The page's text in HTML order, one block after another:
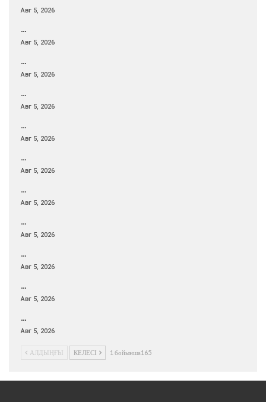
Авг 5, 2026
…
Авг 5, 2026
…
Авг 5, 2026
…
Авг 5, 2026
…
Авг 5, 2026
…
Авг 5, 2026
…
Авг 5, 2026
…
Авг 5, 2026
…
Авг 5, 2026
…
Авг 5, 2026
…
Авг 5, 2026
АЛДЫҢҒЫ КЕЛЕСІ 1 бойынша165